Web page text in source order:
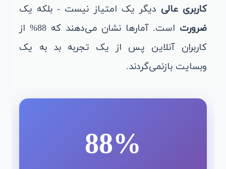
کاربری عالی دیگر یک امتیاز نیست - بلکه یک
ضرورت
است. آمارها نشان می‌دهند که 88% از
کاربران آنلاین پس از یک تجربه بد به یک
وبسایت بازنمی‌گردند.
88%